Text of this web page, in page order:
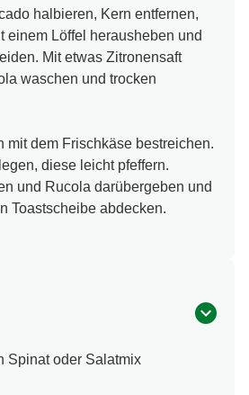
halbieren, Kern entfernen,
einem Löffel herausheben und
Mit etwas Zitronensaft
waschen und trocken
mit dem Frischkäse bestreichen.
diese leicht pfeffern.
und Rucola darübergeben und
Toastscheibe abdecken.
Spinat oder Salatmix